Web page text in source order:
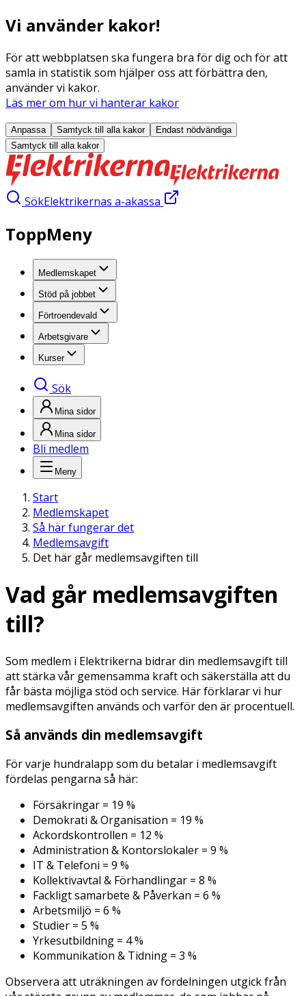
Vi använder kakor!
För att webbplatsen ska fungera bra för dig och för att
samla in statistik som hjälper oss att förbättra den,
använder vi kakor.
Läs mer om hur vi hanterar kakor
Anpassa Samtyck till alla kakor
Endast nödvändiga
Samtyck till alla kakor
SökElektrikernas a-akassa
ToppMeny
Medlemskapet
Stöd på jobbet
Förtroendevald
Arbetsgivare
Kurser
Sök
Mina sidor
Mina sidor
Bli medlem
Meny
Start
Medlemskapet
Så här fungerar det
Medlemsavgift
Det här går medlemsavgiften till
Vad går medlemsavgiften
till?
Som medlem i Elektrikerna bidrar din medlemsavgift till
att stärka vår gemensamma kraft och säkerställa att du
får bästa möjliga stöd och service. Här förklarar vi hur
medlemsavgiften används och varför den är procentuell.
Så används din medlemsavgift
För varje hundralapp som du betalar i medlemsavgift
fördelas pengarna så här:
Försäkringar = 19 %
Demokrati & Organisation = 19 %
Ackordskontrollen = 12 %
Administration & Kontorslokaler = 9 %
IT & Telefoni = 9 %
Kollektivavtal & Förhandlingar = 8 %
Fackligt samarbete & Påverkan = 6 %
Arbetsmiljö = 6 %
Studier = 5 %
Yrkesutbildning = 4 %
Kommunikation & Tidning = 3 %
Observera att uträkningen av fördelningen utgick från